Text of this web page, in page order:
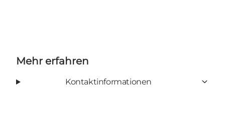
Mehr erfahren
Kontaktinformationen